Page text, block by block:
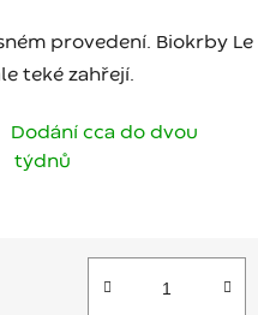
provedení. Biokrby Le
teké zahřejí.
Dodání cca do dvou
týdnů